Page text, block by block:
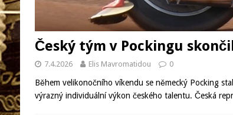
Český tým v Pockingu
7.4.2026 Elis Mavromatidou 0
Během velikonočního víkendu se německý Pocking
výrazný individuální výkon českého talentu. Česká